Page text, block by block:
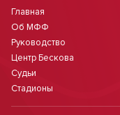
Главная
Об МФФ
Руководство
Центр Бескова
Судьи
Стадионы